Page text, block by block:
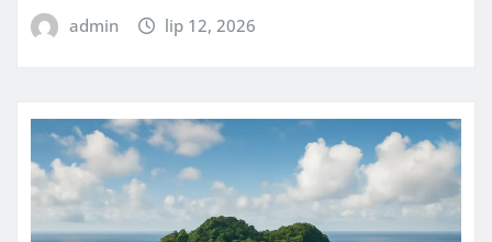
admin lip 12, 2026